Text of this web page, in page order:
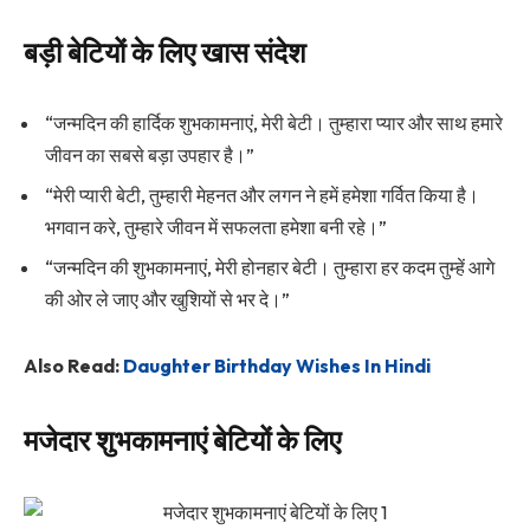
बड़ी बेटियों के लिए खास संदेश
“जन्मदिन की हार्दिक शुभकामनाएं, मेरी बेटी। तुम्हारा प्यार और साथ हमारे
जीवन का सबसे बड़ा उपहार है।”
“मेरी प्यारी बेटी, तुम्हारी मेहनत और लगन ने हमें हमेशा गर्वित किया है।
भगवान करे, तुम्हारे जीवन में सफलता हमेशा बनी रहे।”
“जन्मदिन की शुभकामनाएं, मेरी होनहार बेटी। तुम्हारा हर कदम तुम्हें आगे
की ओर ले जाए और खुशियों से भर दे।”
Also Read: Daughter Birthday Wishes In Hindi
मजेदार शुभकामनाएं बेटियों के लिए